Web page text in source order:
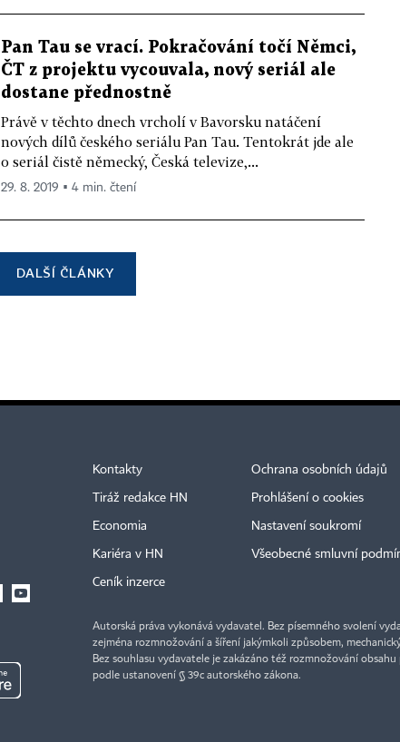
Pan Tau se vrací. Pokračování točí Němci,
ČT z projektu vycouvala, nový seriál ale
dostane přednostně
Právě v těchto dnech vrcholí v Bavorsku natáčení
nových dílů českého seriálu Pan Tau. Tentokrát jde ale
o seriál čistě německý, Česká televize,...
29. 8. 2019 ▪ 4 min. čtení
DALŠÍ ČLÁNKY
Kontakty
Tiráž redakce HN
Economia
Kariéra v HN
Ceník inzerce
Ochrana osobních údajů
Prohlášení o cookies
Nastavení soukromí
Všeobecné smluvní
Autorská práva vykonává vydavatel. Bez písemného svolení
zejména rozmnožování a šíření jakýmkoli způsobem,
Bez souhlasu vydavatele je zakázáno též rozmnožování
podle ustanovení § 39c autorského zákona.